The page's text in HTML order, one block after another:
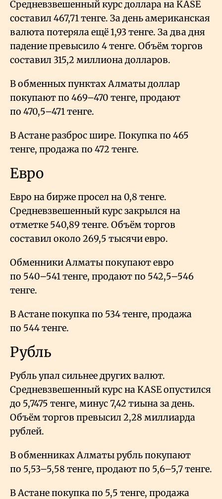
Средневзвешенный курс доллара на KASE
составил 467,71 тенге. За день американская
валюта потеряла ещё 1,93 тенге. За два дня
падение превысило 4 тенге. Объём торгов
составил 315,2 миллиона долларов.
В обменных пунктах Алматы доллар
покупают по 469–470 тенге, продают
по 470,5–471 тенге.
В Астане разброс шире. Покупка по 465
тенге, продажа по 472 тенге.
Евро
Евро на бирже просел на 0,8 тенге.
Средневзвешенный курс закрылся на
отметке 540,89 тенге. Объём торгов
составил около 269,5 тысячи евро.
Обменники Алматы покупают евро
по 540–541 тенге, продают по 542,5–546
тенге.
В Астане покупка по 534 тенге, продажа
по 544 тенге.
Рубль
Рубль упал сильнее других валют.
Средневзвешенный курс на KASE опустился
до 5,7475 тенге, минус 7,42 тиына за день.
Объём торгов превысил 2,28 миллиарда
рублей.
В обменниках Алматы рубль покупают
по 5,53–5,58 тенге, продают по 5,6–5,7 тенге.
В Астане покупка по 5,5 тенге, продажа